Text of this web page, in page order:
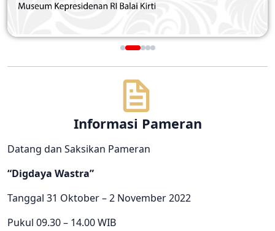
Informasi Pameran
Datang dan Saksikan Pameran
“Digdaya Wastra”
Tanggal 31 Oktober – 2 November 2022
Pukul 09.30 – 14.00 WIB